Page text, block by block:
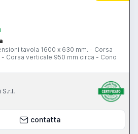
tavola 1600 x 630 mm. - Corsa
Corsa verticale 950 mm circa - Cono
contatta